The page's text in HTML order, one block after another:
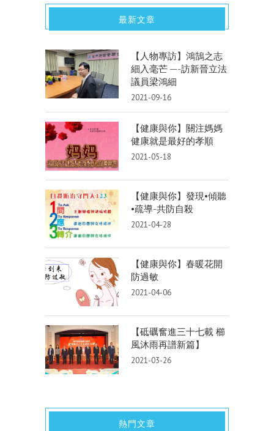
最新文章
【人物專訪】鴻鵠之志
細入毫芒 —-訪新晉立法
議員梁鴻細
2021-09-16
【健康與你】關注媽媽
健康就是最好的孝順
2021-05-18
【健康與你】發現•傾聽
•疏導-共防自殺
2021-04-28
【健康與你】春暖花開
防過敏
2021-04-06
【砥礪奮進三十七載 櫛
風沐雨再譜新篇】
2021-03-26
熱門文章